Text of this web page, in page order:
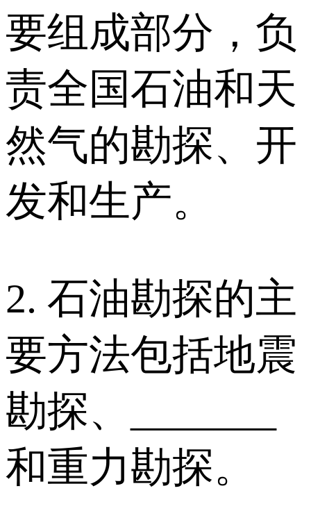
要组成部分，负
责全国石油和天
然气的勘探、开
发和生产。
2. 石油勘探的主
要方法包括地震
勘探、_______
和重力勘探。